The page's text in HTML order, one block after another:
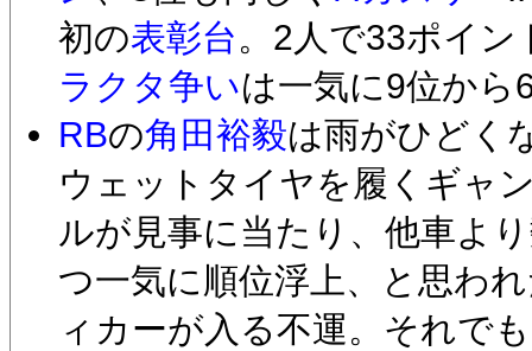
初の表彰台。2人で33ポイン
ラクタ争いは一気に9位から
RBの角田裕毅は雨がひどく
ウェットタイヤを履くギャ
ルが見事に当たり、他車よ
つ一気に順位浮上、と思わ
ィカーが入る不運。それで